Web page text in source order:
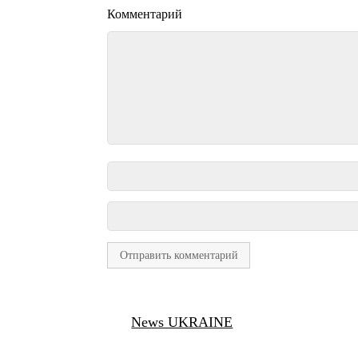
Комментарий
News UKRAINE